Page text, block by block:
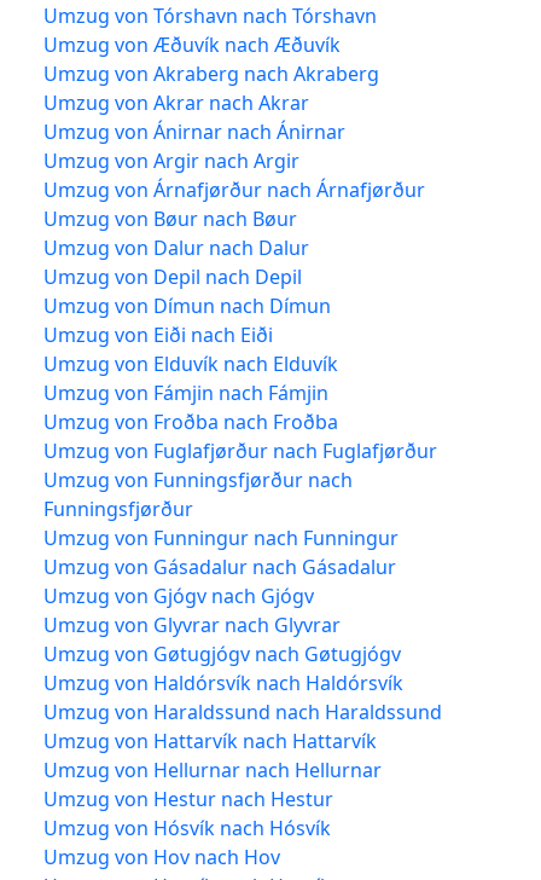
Umzug von Tórshavn nach Tórshavn
Umzug von Æðuvík nach Æðuvík
Umzug von Akraberg nach Akraberg
Umzug von Akrar nach Akrar
Umzug von Ánirnar nach Ánirnar
Umzug von Argir nach Argir
Umzug von Árnafjørður nach Árnafjørður
Umzug von Bøur nach Bøur
Umzug von Dalur nach Dalur
Umzug von Depil nach Depil
Umzug von Dímun nach Dímun
Umzug von Eiði nach Eiði
Umzug von Elduvík nach Elduvík
Umzug von Fámjin nach Fámjin
Umzug von Froðba nach Froðba
Umzug von Fuglafjørður nach Fuglafjørður
Umzug von Funningsfjørður nach
Funningsfjørður
Umzug von Funningur nach Funningur
Umzug von Gásadalur nach Gásadalur
Umzug von Gjógv nach Gjógv
Umzug von Glyvrar nach Glyvrar
Umzug von Gøtugjógv nach Gøtugjógv
Umzug von Haldórsvík nach Haldórsvík
Umzug von Haraldssund nach Haraldssund
Umzug von Hattarvík nach Hattarvík
Umzug von Hellurnar nach Hellurnar
Umzug von Hestur nach Hestur
Umzug von Hósvík nach Hósvík
Umzug von Hov nach Hov